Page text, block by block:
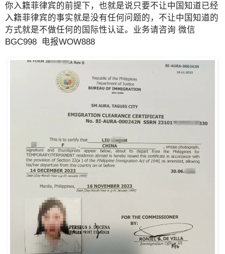
你入籍菲律宾的前提下，也就是说只要不让中国知道已经
入籍菲律宾的事实就是没有任何问题的，不让中国知道的
方式就是不做任何的国际性认证。业务请咨询 微信
BGC998 电报WOW888